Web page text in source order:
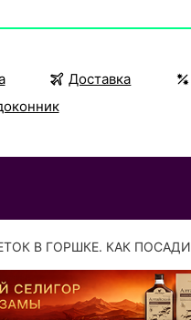
Доставка
В ГОРШКЕ. КАК